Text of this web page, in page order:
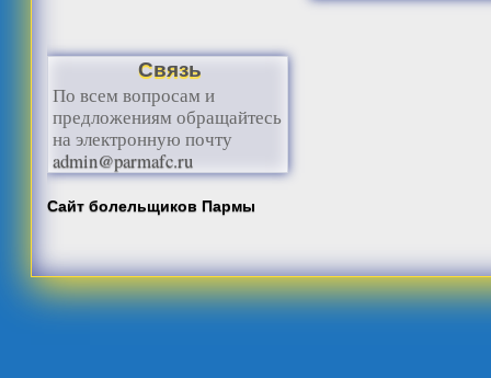
Связь
По всем вопросам и
предложениям обращайтесь
на электронную почту
admin@parmafc.ru
Сайт болельщиков Пармы